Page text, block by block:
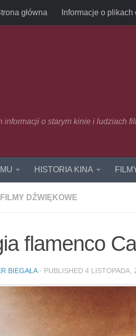
główna Informacje o plikach
informacji o starym kinie i ludziach
HISTORIA KINA
DŹWIĘKOWE
flamenco
BIEGAŁA · PUBLISHED 4 LISTOPADA,